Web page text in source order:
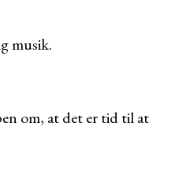
musik.
om, at det er tid til at